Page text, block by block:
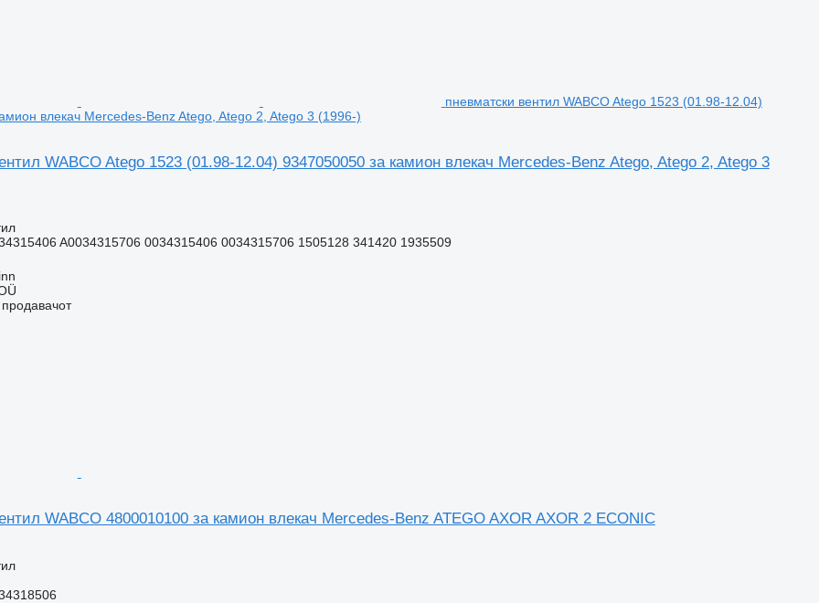
пневматски вентил WABCO Atego 1523 (01.98-12.04)
влекач Mercedes-Benz Atego, Atego 2, Atego 3 (1996-)
WABCO Atego 1523 (01.98-12.04) 9347050050 за камион влекач Mercedes-Benz Atego, Atego 2, Atego 3
A0034315706 0034315406 0034315706 1505128 341420 1935509
продавачот
WABCO 4800010100 за камион влекач Mercedes-Benz ATEGO AXOR AXOR 2 ECONIC